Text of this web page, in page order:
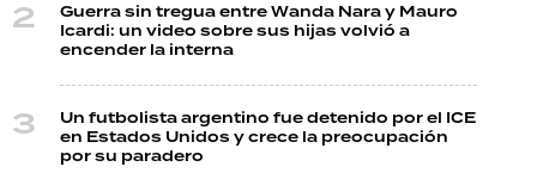
Guerra sin tregua entre Wanda Nara y Mauro
Icardi: un video sobre sus hijas volvió a
encender la interna
Un futbolista argentino fue detenido por el ICE
en Estados Unidos y crece la preocupación
por su paradero